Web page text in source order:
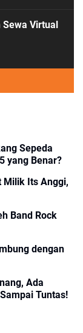
Virtual
Sepeda
yang Benar?
Milik Its Anggi,
Band Rock
dengan
Ada
Tuntas!